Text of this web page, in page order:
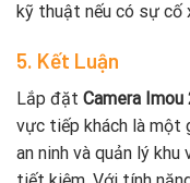
kỹ thuật nếu có sự cố
5. Kết Luận
Lắp đặt Camera
vực tiếp khách là một
an ninh và quản lý